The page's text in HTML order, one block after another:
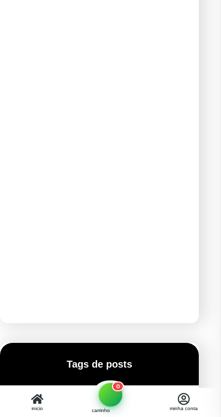
Tags de posts
Marketing para Salões
inicio
0
carrinho minha conta